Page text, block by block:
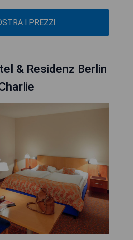
I PREZZI
& Residenz Berlin